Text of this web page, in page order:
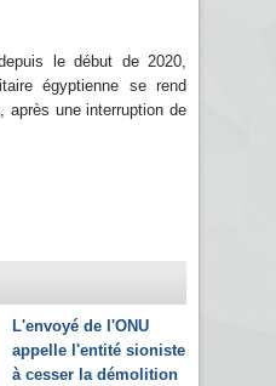
le début de 2020,
égyptienne se rend
après une interruption de
L'envoyé de l'ONU
appelle l'entité sioniste
à cesser la démolition